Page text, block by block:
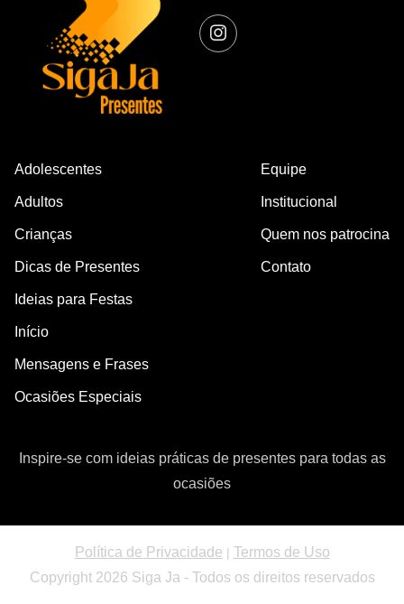
Adolescentes
Adultos
Crianças
Dicas de Presentes
Ideias para Festas
Início
Mensagens e Frases
Ocasiões Especiais
Equipe
Institucional
Quem nos patrocina
Contato
Inspire-se com ideias práticas de presentes para todas as
ocasiões
Política de Privacidade | Termos de Uso
Copyright 2026 Siga Ja - Todos os direitos reservados